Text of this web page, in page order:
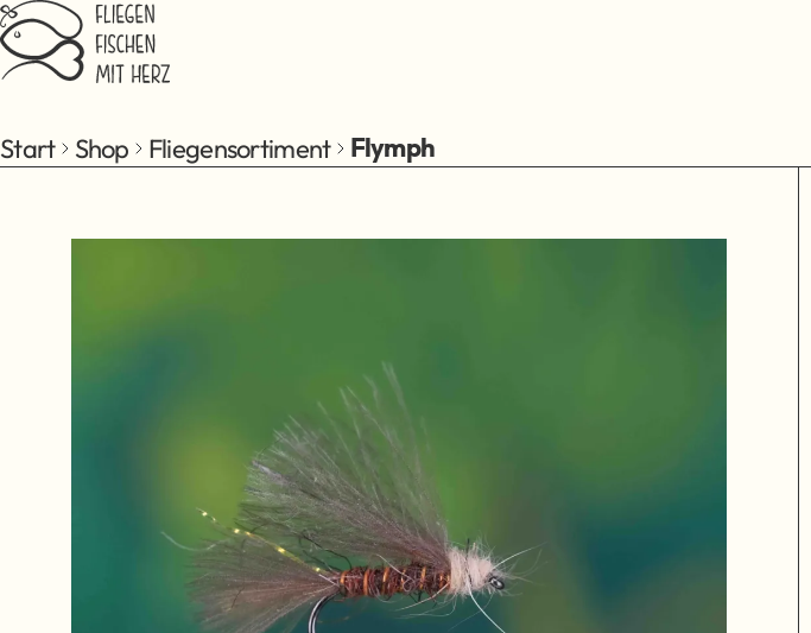
Zum Hauptinhalt springen
Start Shop Fliegensortiment Flymph